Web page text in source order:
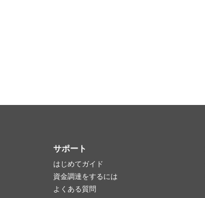
サポート
はじめてガイド
資金調達をするには
よくある質問